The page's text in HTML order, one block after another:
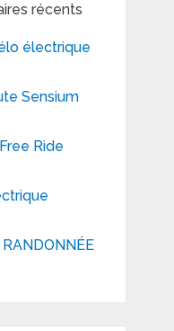
récents
électrique
Sensium
Ride